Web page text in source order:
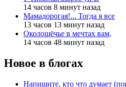
14 часов 8 минут назад
Мамадорогая!... Тогда я все
13 часов 13 минут назад
Околощёчье в мечтах вам,
14 часов 48 минут назад
Новое в блогах
Напишите, кто что думает